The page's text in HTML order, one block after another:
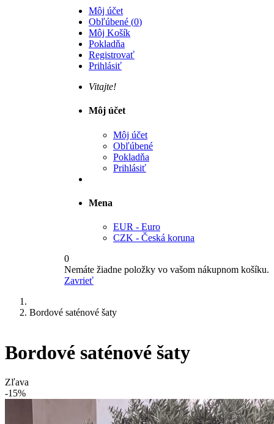
Môj účet
Obľúbené (0)
Môj Košík
Pokladňa
Registrovať
Prihlásiť
Vitajte!
Môj účet
Môj účet
Obľúbené
Pokladňa
Prihlásiť
Mena
EUR - Euro
CZK - Česká koruna
0
Nemáte žiadne položky vo vašom nákupnom košíku.
Zavrieť
Bordové saténové šaty
Bordové saténové šaty
Zľava
-15%